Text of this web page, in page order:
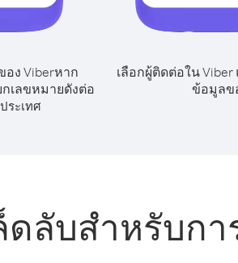
ง Viberหาก
เลขหมายดังต่อ
ระเทศ
เลือกผู้ติดต่อใน
ข้อมูลข
ดลับสำหรับก